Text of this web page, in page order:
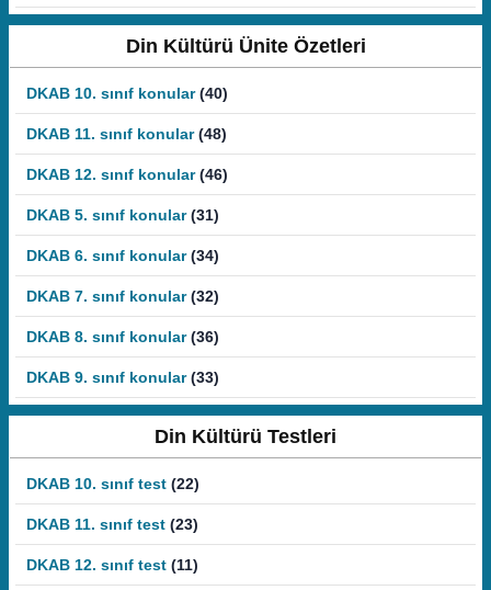
Din Kültürü Ünite Özetleri
DKAB 10. sınıf konular (40)
DKAB 11. sınıf konular (48)
DKAB 12. sınıf konular (46)
DKAB 5. sınıf konular (31)
DKAB 6. sınıf konular (34)
DKAB 7. sınıf konular (32)
DKAB 8. sınıf konular (36)
DKAB 9. sınıf konular (33)
Din Kültürü Testleri
DKAB 10. sınıf test (22)
DKAB 11. sınıf test (23)
DKAB 12. sınıf test (11)